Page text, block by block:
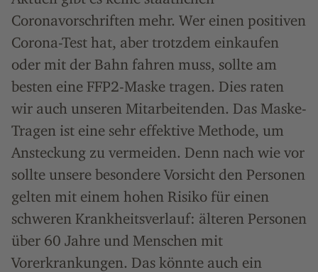
Coronavorschriften mehr. Wer einen positiven
Corona-Test hat, aber trotzdem einkaufen
oder mit der Bahn fahren muss, sollte am
besten eine FFP2-Maske tragen. Dies raten
wir auch unseren Mitarbeitenden. Das Maske-
Tragen ist eine sehr effektive Methode, um
Ansteckung zu vermeiden. Denn nach wie vor
sollte unsere besondere Vorsicht den Personen
gelten mit einem hohen Risiko für einen
schweren Krankheitsverlauf: älteren Personen
über 60 Jahre und Menschen mit
Vorerkrankungen. Das könnte auch ein